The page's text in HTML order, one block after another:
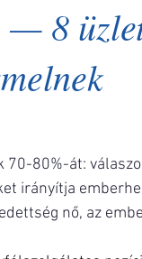
— 8
70-80%-át:
irányítja
nő, az